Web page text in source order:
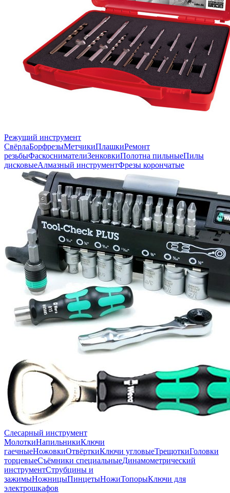
Режущий инструмент
СвёрлаБорфрезыМетчикиПлашкиРемонт
резьбыФаскоснимателиЗенковкиПолотна пильныеПилы
дисковыеАлмазный инструментФрезы корончатые
Слесарный инструмент
МолоткиНапильникиКлючи
гаечныеНожовкиОтвёрткиКлючи угловыеТрещоткиГоловки
торцевыеСъёмники специальныеДинамометрический
инструментСтрубцины и
зажимыНожницыПинцетыНожиТопорыКлючи для
электрошкафов